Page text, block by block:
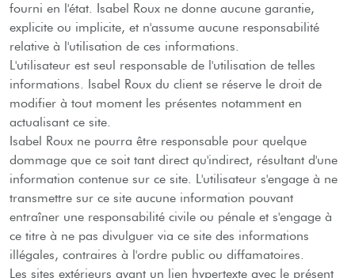
fourni en l'état. Isabel Roux ne donne aucune garantie,
explicite ou implicite, et n'assume aucune responsabilité
relative à l'utilisation de ces informations.
L'utilisateur est seul responsable de l'utilisation de telles
informations. Isabel Roux du client se réserve le droit de
modifier à tout moment les présentes notamment en
actualisant ce site.
Isabel Roux ne pourra être responsable pour quelque
dommage que ce soit tant direct qu'indirect, résultant d'une
information contenue sur ce site. L'utilisateur s'engage à ne
transmettre sur ce site aucune information pouvant
entraîner une responsabilité civile ou pénale et s'engage à
ce titre à ne pas divulguer via ce site des informations
illégales, contraires à l'ordre public ou diffamatoires.
Les sites extérieurs ayant un lien hypertexte avec le présent